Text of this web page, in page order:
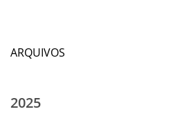
ARQUIVOS
2025